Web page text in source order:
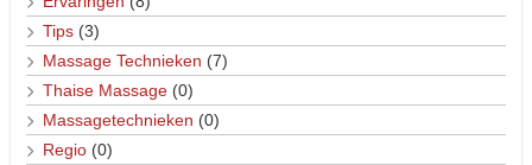
Tips (3)
Massage Technieken (7)
Thaise Massage (0)
Massagetechnieken (0)
Regio (0)